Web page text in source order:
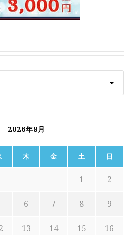
2026年8月
木 金 土 日
1 2
6 7 8 9
13 14 15 16